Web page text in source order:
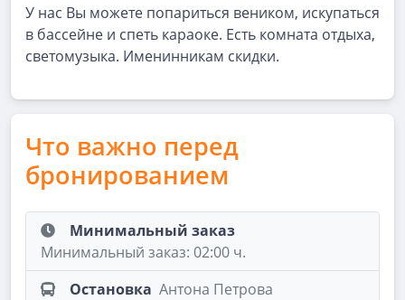
У нас Вы можете попариться веником, искупаться
в бассейне и спеть караоке. Есть комната отдыха,
светомузыка. Именинникам скидки.
Что важно перед
бронированием
Минимальный заказ
Минимальный заказ: 02:00 ч.
Остановка Антона Петрова